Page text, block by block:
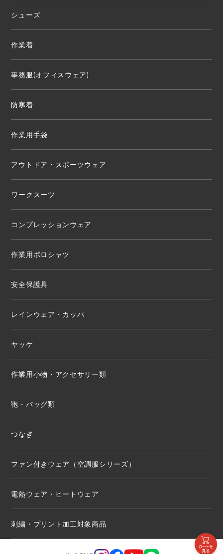
シューズ
作業着
事務服(オフィスウェア)
防寒着
作業用手袋
アウトドア・スポーツウェア
ワークスーツ
コンプレッションウェア
作業用ポロシャツ
安全保護具
レインウェア・カッパ
ヤッケ
作業用小物・アクセサリー類
鞄・バッグ類
つなぎ
ファン付きウェア（空調服シリーズ）
電熱ウェア・ヒートウェア
刺繍・プリント加工対象商品